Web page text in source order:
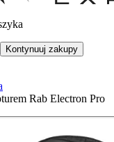
Kontynuuj zakupy
Rab Electron Pro